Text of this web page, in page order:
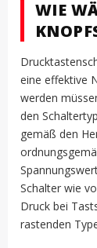
WIE
eine effektive
werden
den
gemäß den
Schalter wie
Druck bei
rastenden